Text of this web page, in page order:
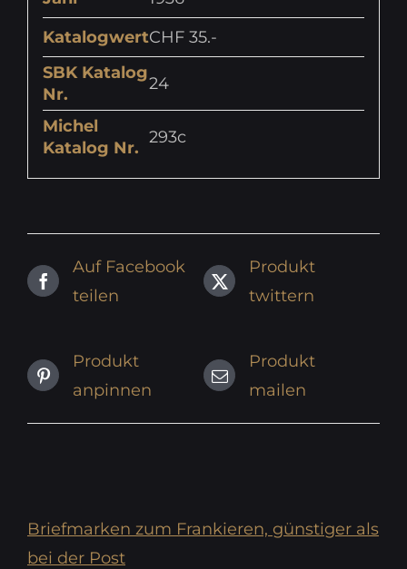
KatalogwertCHF 35.-
SBK Katalog
Nr.
24
Michel
Katalog Nr.
293c
Auf Facebook
teilen
Produkt
twittern
Produkt
anpinnen
Produkt
mailen
Briefmarken zum Frankieren, günstiger als
bei der Post